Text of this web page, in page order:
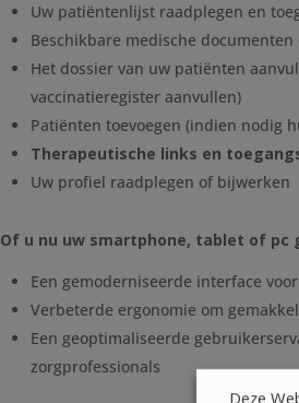
Uw patiëntenlijst raadplegen en
Beschikbare medische
Het dossier van uw patiënten
vaccinatieregister aanvullen)
Patiënten toevoegen (indien nodig
Therapeutische links en
Uw profiel raadplegen of bijwerken
Of u nu uw smartphone, tablet of
Een gemoderniseerde interface
Verbeterde ergonomie om
Een geoptimaliseerde
zorgprofessionals
Deze